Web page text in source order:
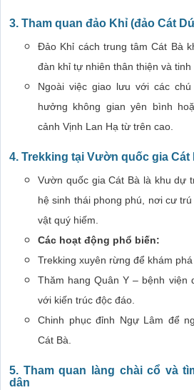
3. Tham quan đảo Khỉ (đảo Cát
Đảo Khỉ cách trung tâm Cát Bà
đàn khỉ tự nhiên thân thiện và tinh
Ngoài việc giao lưu với các
hưởng không gian yên bình
cảnh Vịnh Lan Hạ từ trên cao.
4. Trekking tại Vườn quốc gia Cát
Vườn quốc gia Cát Bà là khu dự
hệ sinh thái phong phú, nơi cư
vật quý hiếm.
Các hoạt động phổ biến:
Trekking xuyên rừng để khám
Thăm hang Quân Y – bệnh viện
với kiến trúc độc đáo.
Chinh phục đỉnh Ngự Lâm để
Cát Bà.
5. Tham quan làng chài cổ và
dân